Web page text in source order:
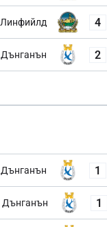
Линфийлд 4
Дънганън 2
Дънганън 1
Дънганън 1